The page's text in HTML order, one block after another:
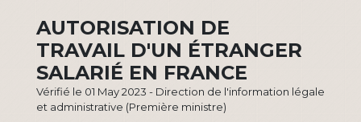
AUTORISATION DE
TRAVAIL D'UN ÉTRANGER
SALARIÉ EN FRANCE
Vérifié le 01 May 2023 - Direction de l'information légale
et administrative (Première ministre)